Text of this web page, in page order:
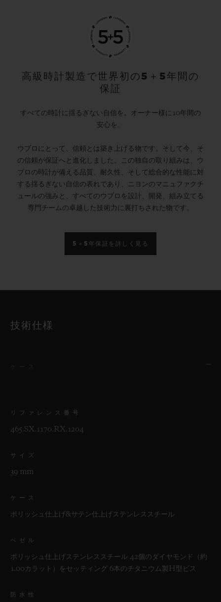
高級時計製造で世界初の5＋5年間の
保証
すべての時計に揺るぎない自信を。オーナー様に10年間の
安心を。
ウブロにとって、信頼とは築き上げる物です。そして今、そ
の信頼が保証へと進化しました。この独自の取り組みは、ウ
ブロの時計が備える品質、耐久性、そして総合的な性能に対
する揺るぎない自信の表れであり、ニヨンのマニュファクチ
ュールの強みと、すべてのウブロを設計、開発、組み立てる
専門チームの卓越した技術力に裏打ちされた物です。
5＋5年保証を詳しく見る
技術仕様
リファレンス番号
465.SX.1170.RX.1204
サイズ
39 mm
ケース
ポリッシュ仕上げ&サテン仕上げステンレススチール
ベゼル
ポリッシュ仕上げステンレススチール 42個のダイヤモンド（約
1.00カラット）をセッティング 6本のチタニウム製H型ビス
防水性